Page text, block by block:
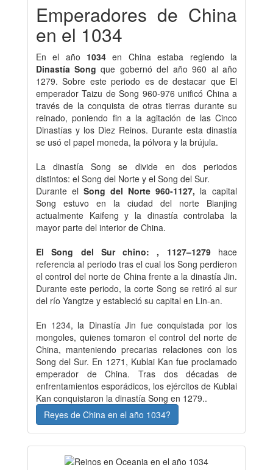
Emperadores de China
en el 1034
En el año 1034 en China estaba regiendo la
Dinastía Song que gobernó del año 960 al año
1279. Sobre este periodo es de destacar que El
emperador Taizu de Song 960-976 unificó China a
través de la conquista de otras tierras durante su
reinado, poniendo fin a la agitación de las Cinco
Dinastías y los Diez Reinos. Durante esta dinastía
se usó el papel moneda, la pólvora y la brújula.
La dinastía Song se divide en dos periodos
distintos: el Song del Norte y el Song del Sur.
Durante el Song del Norte 960-1127, la capital
Song estuvo en la ciudad del norte Bianjing
actualmente Kaifeng y la dinastía controlaba la
mayor parte del interior de China.
El Song del Sur chino: , 1127–1279 hace
referencia al periodo tras el cual los Song perdieron
el control del norte de China frente a la dinastía Jin.
Durante este periodo, la corte Song se retiró al sur
del río Yangtze y estableció su capital en Lin-an.
En 1234, la Dinastía Jin fue conquistada por los
mongoles, quienes tomaron el control del norte de
China, manteniendo precarias relaciones con los
Song del Sur. En 1271, Kublai Kan fue proclamado
emperador de China.​ Tras dos décadas de
enfrentamientos esporádicos, los ejércitos de Kublai
Kan conquistaron la dinastía Song en 1279..
Reyes de China en el año 1034?